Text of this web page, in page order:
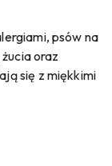
psów na
oraz
się z miękkimi